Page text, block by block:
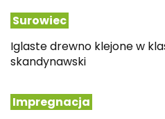
Surowiec
Iglaste drewno klejone w
skandynawski
Impregnacja